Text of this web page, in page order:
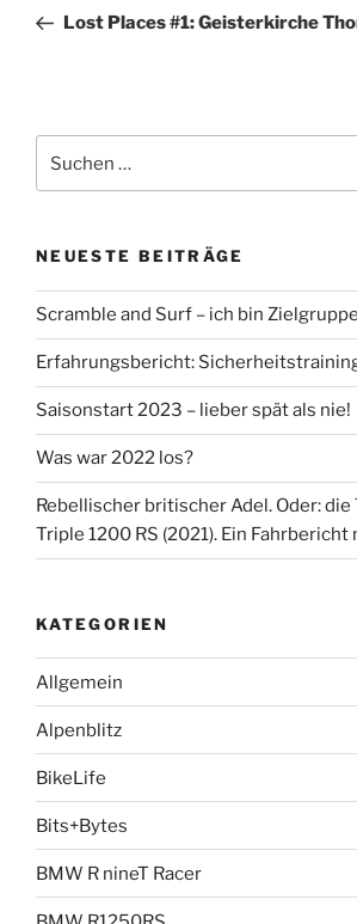
Beitrag
Lost Places #1: Geisterkirche
nach:
NEUESTE BEITRÄGE
Scramble and Surf – ich bin
Erfahrungsbericht:
Saisonstart 2023 – lieber spät als nie!
Was war 2022 los?
Rebellischer britischer Adel. Oder: die
Triple 1200 RS (2021). Ein Fahrbericht
KATEGORIEN
Allgemein
Alpenblitz
BikeLife
Bits+Bytes
BMW R nineT Racer